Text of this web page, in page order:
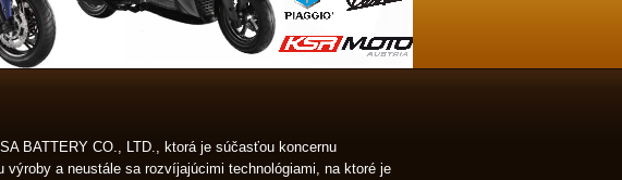
BATTERY CO., LTD., ktorá je súčasťou koncernu
a neustále sa rozvíjajúcimi technológiami, na ktoré je